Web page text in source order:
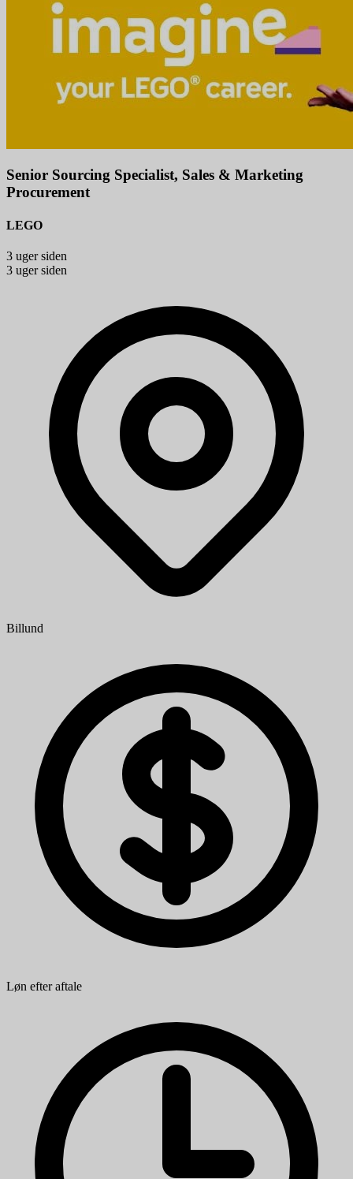
Senior Sourcing Specialist, Sales & Marketing
Procurement
LEGO
3 uger siden
3 uger siden
Billund
Løn efter aftale